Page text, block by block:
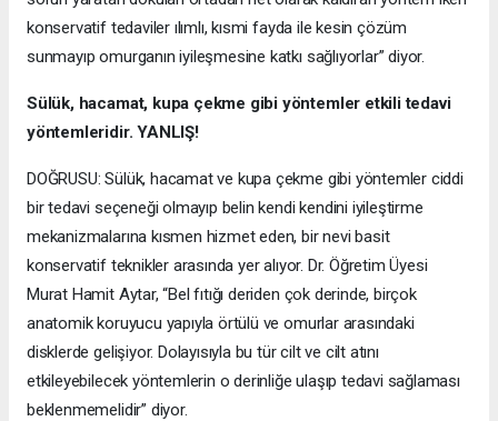
konservatif tedaviler ılımlı, kısmi fayda ile kesin çözüm
sunmayıp omurganın iyileşmesine katkı sağlıyorlar” diyor.
Sülük, hacamat, kupa çekme gibi yöntemler etkili tedavi
yöntemleridir. YANLIŞ!
DOĞRUSU: Sülük, hacamat ve kupa çekme gibi yöntemler ciddi
bir tedavi seçeneği olmayıp belin kendi kendini iyileştirme
mekanizmalarına kısmen hizmet eden, bir nevi basit
konservatif teknikler arasında yer alıyor. Dr. Öğretim Üyesi
Murat Hamit Aytar, “Bel fıtığı deriden çok derinde, birçok
anatomik koruyucu yapıyla örtülü ve omurlar arasındaki
disklerde gelişiyor. Dolayısıyla bu tür cilt ve cilt atını
etkileyebilecek yöntemlerin o derinliğe ulaşıp tedavi sağlaması
beklenmemelidir” diyor.